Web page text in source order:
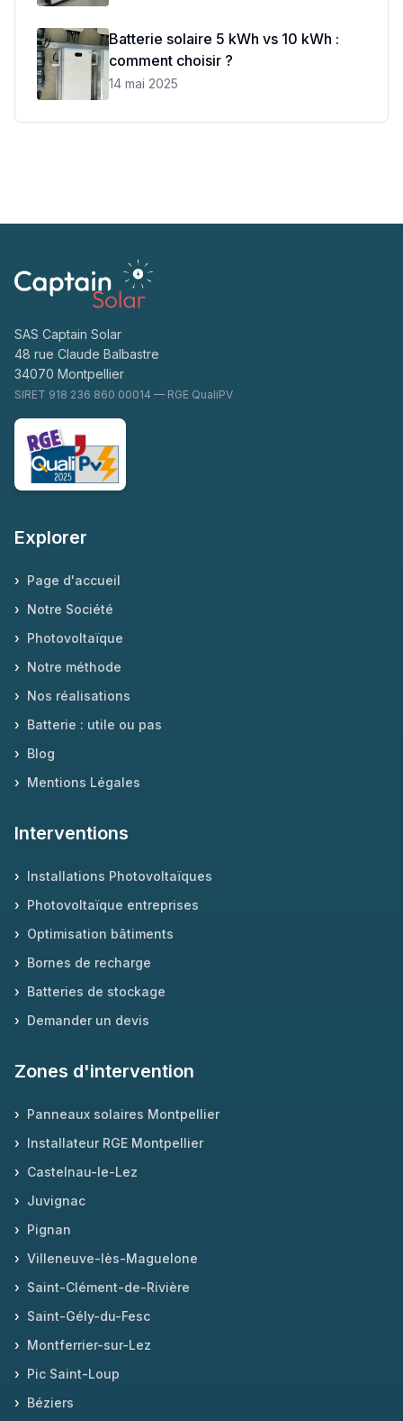
Batterie solaire 5 kWh vs 10 kWh :
comment choisir ?
14 mai 2025
SAS Captain Solar
48 rue Claude Balbastre
34070 Montpellier
SIRET 918 236 860 00014 — RGE QualiPV
Explorer
› Page d'accueil
› Notre Société
› Photovoltaïque
› Notre méthode
› Nos réalisations
› Batterie : utile ou pas
› Blog
› Mentions Légales
Interventions
› Installations Photovoltaïques
› Photovoltaïque entreprises
› Optimisation bâtiments
› Bornes de recharge
› Batteries de stockage
› Demander un devis
Zones d'intervention
› Panneaux solaires Montpellier
› Installateur RGE Montpellier
› Castelnau-le-Lez
› Juvignac
› Pignan
› Villeneuve-lès-Maguelone
› Saint-Clément-de-Rivière
› Saint-Gély-du-Fesc
› Montferrier-sur-Lez
› Pic Saint-Loup
› Béziers